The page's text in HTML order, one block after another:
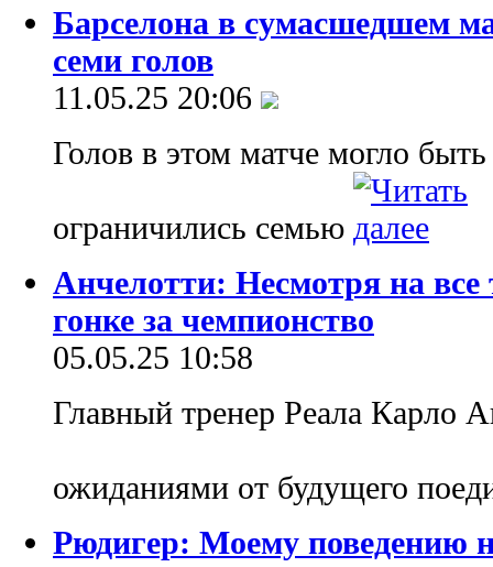
Барселона в сумасшедшем
семи голов
11.05.25 20:06
Голов в этом матче могло
ограничились семью
Анчелотти: Несмотря на все
гонке за чемпионство
05.05.25 10:58
Главный тренер Реала Карло
ожиданиями от будущего
Рюдигер: Моему поведению